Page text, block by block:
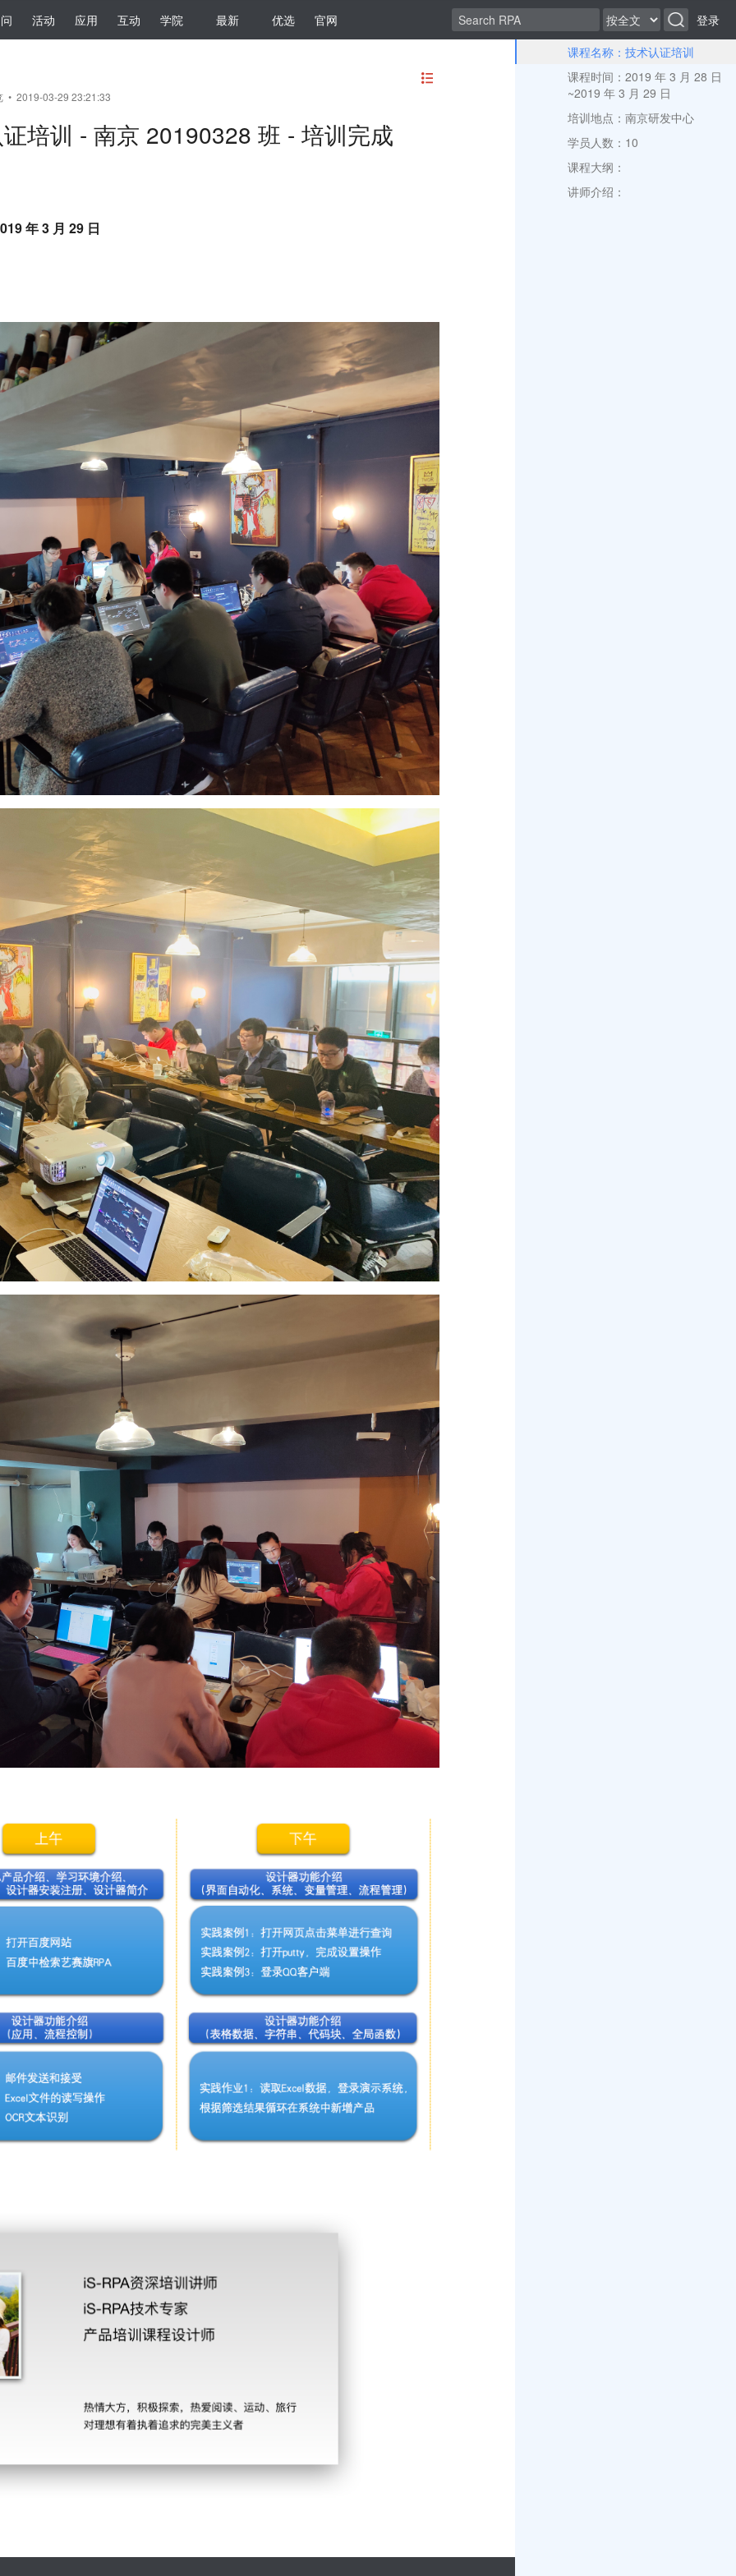
活动 应用 互动 学院 最新 优选 官网 登录
• 2019-03-29 23:21:33
培训 - 南京 20190328 班 - 培训完成
年 3 月 29 日
课程名称：技术认证培训
课程时间：2019 年 3 月 28 日
~2019 年 3 月 29 日
培训地点：南京研发中心
学员人数：10
课程大纲：
讲师介绍：